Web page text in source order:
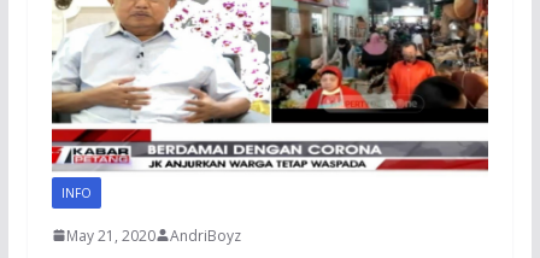
INFO
May 21, 2020 AndriBoyz